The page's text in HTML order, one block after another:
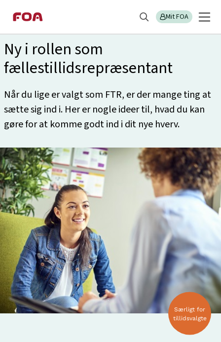
til
hovedindhold
til
hovedmenu
Søg Mit FOA
menu
Roller
Ny i rollen som
fællestillidsrepræsentant
Når du lige er valgt som FTR, er der mange ting at
sætte sig ind i. Her er nogle ideer til, hvad du kan
gøre for at komme godt ind i dit nye hverv.
Særligt for
tillidsvalgte